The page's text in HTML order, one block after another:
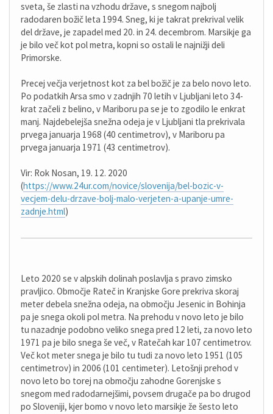
sveta, še zlasti na vzhodu države, s snegom najbolj
radodaren božič leta 1994. Sneg, ki je takrat prekrival velik
del države, je zapadel med 20. in 24. decembrom. Marsikje ga
je bilo več kot pol metra, kopni so ostali le najnižji deli
Primorske.
Precej večja verjetnost kot za bel božič je za belo novo leto.
Po podatkih Arsa smo v zadnjih 70 letih v Ljubljani leto 34-
krat začeli z belino, v Mariboru pa se je to zgodilo le enkrat
manj. Najdebelejša snežna odeja je v Ljubljani tla prekrivala
prvega januarja 1968 (40 centimetrov), v Mariboru pa
prvega januarja 1971 (43 centimetrov).
Vir: Rok Nosan, 19. 12. 2020
(https://www.24ur.com/novice/slovenija/bel-bozic-v-
vecjem-delu-drzave-bolj-malo-verjeten-a-upanje-umre-
zadnje.html)
Leto 2020 se v alpskih dolinah poslavlja s pravo zimsko
pravljico. Območje Rateč in Kranjske Gore prekriva skoraj
meter debela snežna odeja, na območju Jesenic in Bohinja
pa je snega okoli pol metra. Na prehodu v novo leto je bilo
tu nazadnje podobno veliko snega pred 12 leti, za novo leto
1971 pa je bilo snega še več, v Ratečah kar 107 centimetrov.
Več kot meter snega je bilo tu tudi za novo leto 1951 (105
centimetrov) in 2006 (101 centimeter). Letošnji prehod v
novo leto bo torej na območju zahodne Gorenjske s
snegom med radodarnejšimi, povsem drugače pa bo drugod
po Sloveniji, kjer bomo v novo leto marsikje že šesto leto